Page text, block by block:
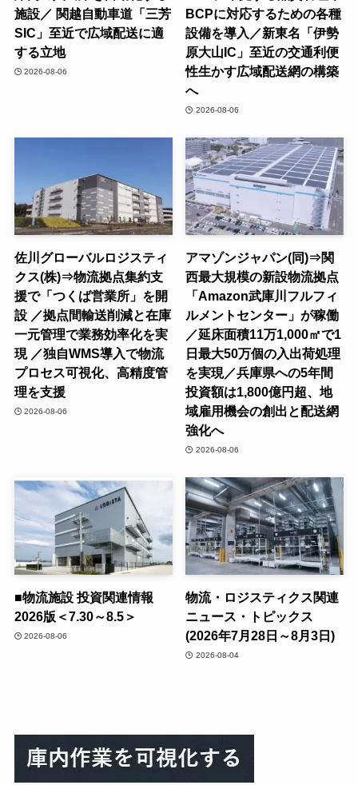
施設／ 関越自動車道「三芳
SIC」至近で広域配送に適
する立地
2026-08-06
BCPに対応するための各種
設備を導入／新東名「伊勢
原大山IC」至近の交通利便
性生かす広域配送網の構築
へ
2026-08-06
佐川グローバルロジスティ
クス(株)⇒物流拠点集約支
援で「つくば営業所」を開
設 ／拠点間輸送削減と在庫
一元管理で業務効率化を実
現 ／独自WMS導入で物流
プロセス可視化、高精度管
理を支援
2026-08-06
アマゾンジャパン(同)⇒関
西最大規模の新設物流拠点
「Amazon武庫川フルフィ
ルメントセンター」が稼働
／延床面積11万1,000㎡で1
日最大50万個の入出荷処理
を実現／兵庫県への5年間
投資額は1,800億円超、地
域雇用機会の創出と配送網
強化へ
2026-08-06
■物流施設 投資関連情報
2026版＜7.30～8.5＞
2026-08-06
物流・ロジスティクス関連
ニュース・トピックス
(2026年7月28日～8月3日)
2026-08-04